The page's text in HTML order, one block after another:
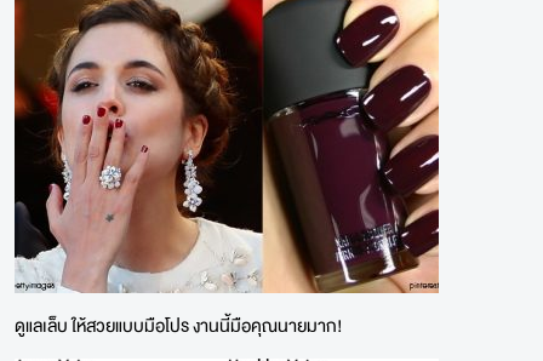
ดูแลเล็บ ให้สวยแบบมือโปร งานนี้มือคุณนายมาก!